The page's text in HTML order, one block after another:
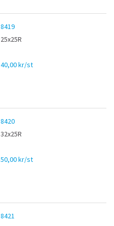
8419
25x25R
40,00 kr/st
8420
32x25R
50,00 kr/st
8421